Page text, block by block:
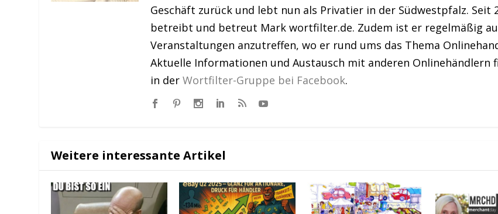
Geschäft zurück und lebt nun als Privatier in der Südwestpfalz. Seit
betreibt und betreut Mark wortfilter.de. Zudem ist er regelmäßig
Veranstaltungen anzutreffen, wo er rund ums das Thema
Aktuelle Informationen und Austausch mit anderen Onlinehändlern
in derWortfilter-Gruppe bei Facebook.
Weitere interessante Artikel